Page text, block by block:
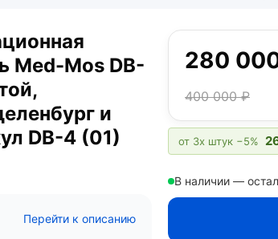
Med-Mos DB-
и
DB-4 (01)
Перейти к описанию
280
400 000 ₽
от 3х штук −5%
В наличии —